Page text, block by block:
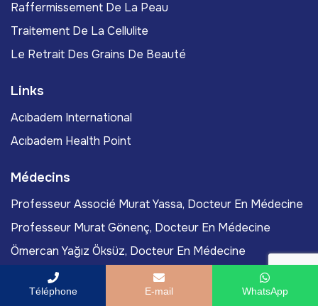
Raffermissement De La Peau
Traitement De La Cellulite
Le Retrait Des Grains De Beauté
Links
Acıbadem International
Acıbadem Health Point
Médecins
Professeur Associé Murat Yassa, Docteur En Médecine
Professeur Murat Gönenç, Docteur En Médecine
Ömercan Yağız Öksüz, Docteur En Médecine
Professeur Associé Burak Tanyıldız, Docteur En
Médecine
Téléphone E-mail WhatsApp